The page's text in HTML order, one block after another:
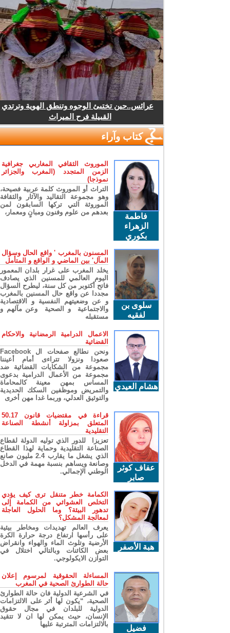
عرائس..حين تختبئ الوجوه وتنطق الهوية وترتدي
القبيلة فرح الميراث
كتاب وآراء
فاطمة
الزهراء
بكوري
الموروث الثقافي المغاربي جغرافية
الزمن المتجدد (المغرب والجزائر
نموذجا)
التراث أو الموروث كلمة عربية فصيحة،
وهو مجموعة التقاليد والآثار والثقافة
الموروثة التي تركها السابقون لمن
بعدهم من علوم وفنون ومبانٍ ومعمار،
سلوى بن
لفقيه
المسنون بالمغرب ' واقع الحال وسؤال
المآل' بين الماضي و الواقع و المتأمل
يخلد المغرب على غرار بلدان المعمور
اليوم العالمي للمسنين الذي يصادف
فاتح أكتوبر من كل سنة، ليطرح السؤال
مجددا عن واقع حال المسنين بالمغرب
و عن وضعيتهم النفسية و الاقتصادية
والاجتماعية و الصحية وعن مآلهم و
مستقبله
هشام العيدي
الاعمال الدرامية الرمضانية والاحكام
القضائية
ونحن نطالع صفحات ال Facebook
صعودا ونزولا تتراءى أمام أعيننا
مجموعة من الشكايات القضائية ضد
مجموعة من الأعمال الدرامية بدعوى
المساس بمهن معينة كالمحاماة
والتمريض وموظفين السكك الحديدية
والتوثيق العدلي، وربما غدا مهن أخرى
عفاف كوثر
صابر
قراءة في مقتضيات قانون 50.17
المتعلق بمزاولة أنشطة الصناعة
التقليدية
تعزيزا للدور الذي توليه الدولة لقطاع
الصناعة التقليدية وحماية لهذا القطاع
الذي يشغل ما يقارب 2.4 مليون صانع
وصانعة ويساهم بنسبة مهمة في الدخل
الوطني الإجمالي.
هبة الأصفر
الكمامة خطر متنقل ترى كيف يؤدي
التخلص العشوائي من الكمامة إلى
تدهور البيئة؟ وما الحلول العاجلة
لمعالجة المشكل؟
يعرف العالم تهديدات ومخاطر بيئية
على رأسها ارتفاع درجة حرارة الكرة
الأرضية وتلوث الماء والهواء وانقراض
بعض الكائنات وبالتالي اختلال في
التوازن الايكولوجي.
فضيل
المساءلة الحقوقية لمرسوم إعلان
حالة الطوارئ الصحية في المغرب
في الشرعية الدولية فان حالة الطوارئ
الصحية، “يكون لها أثر على الالتزامات
الدولية للبلدان في مجال حقوق
الإنسان، حيث يمكن لها ان لا تتقيد
بالالتزامات المترتبة عليها